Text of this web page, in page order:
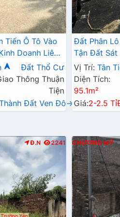
Tiến Ô Tô Vào
Doanh Liên
Đất Thổ Cư
Thông Thuận
Tiện
Đất Ven Đô→
Đất Phân
Tận Đất Sát
Xã Ngay
Vị Trí: Tân
Diện Tích:
95.1m²
Giá:2-2.5 Tỉ
Đ.N 2241 CHƯƠNG MỸ